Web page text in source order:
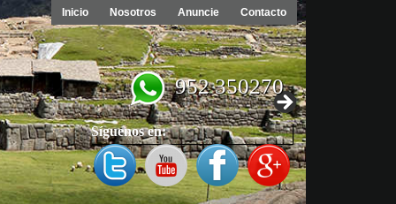
Inicio Nosotros Anuncie Contacto
952 350270
Síguenos en: